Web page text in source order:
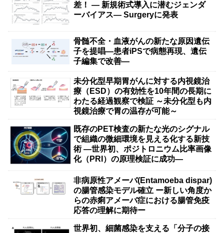
差！ — 新規術式導入に潜むジェンダ
ーバイアス— Surgeryに発表
骨髄不全・血液がんの新たな原因遺伝
子を提唱―患者iPSで病態再現、遺伝
子編集で改善―
未分化型早期胃がんに対する内視鏡治
療（ESD）の有効性を10年間の長期に
わたる経過観察で検証 ～未分化型も内
視鏡治療で胃の温存が可能～
既存のPET検査の新たな光のシグナル
で組織の微細環境を見える化する新技
術 ―世界初、ポジトロニウム比率画像
化（PRI）の原理検証に成功―
非病原性アメーバ(Entamoeba dispar)
の腸管感染モデル確立 ー新しい角度か
らの赤痢アメーバ症における腸管免疫
応答の理解に期待ー
世界初、細菌感染を支える「分子の接